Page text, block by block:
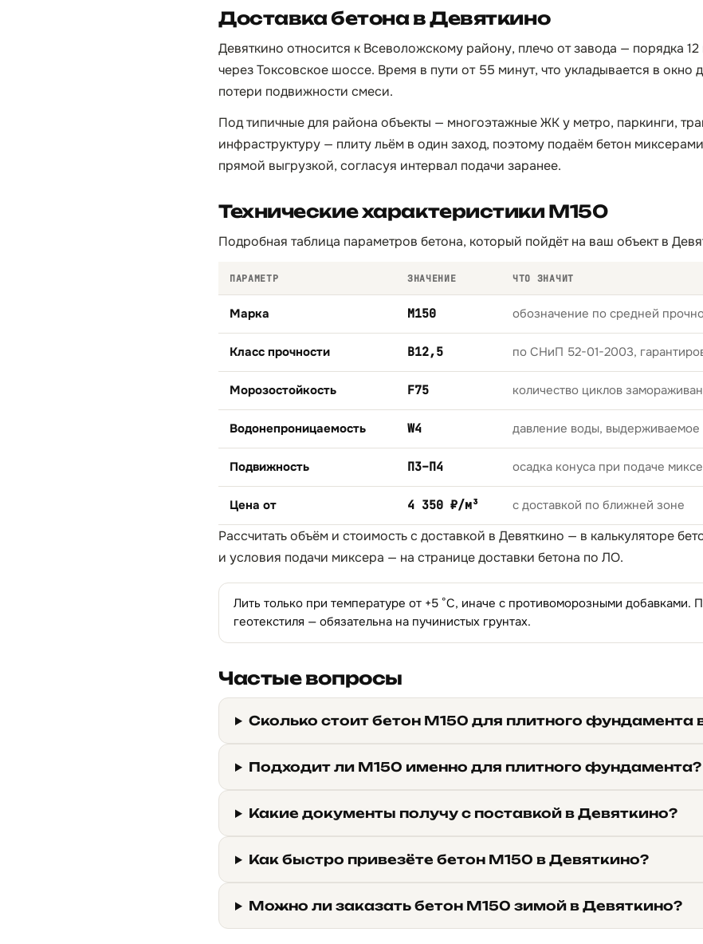
Доставка бетона в Девяткино
Девяткино относится к Всеволожскому району, плечо от завода — порядка
через Токсовское шоссе. Время в пути от 55 минут, что укладывается в окно
потери подвижности смеси.
Под типичные для района объекты — многоэтажные ЖК у метро, паркинги,
инфраструктуру — плиту льём в один заход, поэтому подаём бетон
прямой выгрузкой, согласуя интервал подачи заранее.
Технические характеристики М150
Подробная таблица параметров бетона, который пойдёт на ваш объект в
ПАРАМЕТР ЗНАЧЕНИЕ ЧТО ЗНАЧИТ
Марка М150 обозначение по средней
Класс прочности B12,5 по СНиП 52-01-2003,
Морозостойкость F75 количество циклов
Водонепроницаемость W4 давление воды, выдерживаемое
Подвижность П3–П4 осадка конуса при подаче
Цена от 4 350 ₽/м³ с доставкой по ближней зоне
Рассчитать объём и стоимость с доставкой в Девяткино — в калькуляторе
и условия подачи миксера — на страницедоставки бетона по ЛО.
Лить только при температуре от +5 °C, иначе с противоморозными
геотекстиля — обязательна на пучинистых грунтах.
Частые вопросы
Сколько стоит бетон М150 для плитного фундамента
Подходит ли М150 именно для плитного фундамента?
Какие документы получу с поставкой в Девяткино?
Как быстро привезёте бетон М150 в Девяткино?
Можно ли заказать бетон М150 зимой в Девяткино?